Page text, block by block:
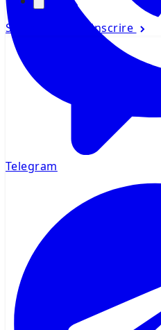
Se connecter S'inscrire
Telegram